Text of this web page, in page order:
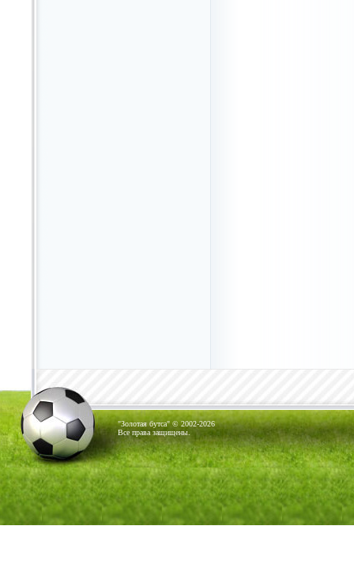
"Золотая бутса" © 2002-2026
Все права защищены.